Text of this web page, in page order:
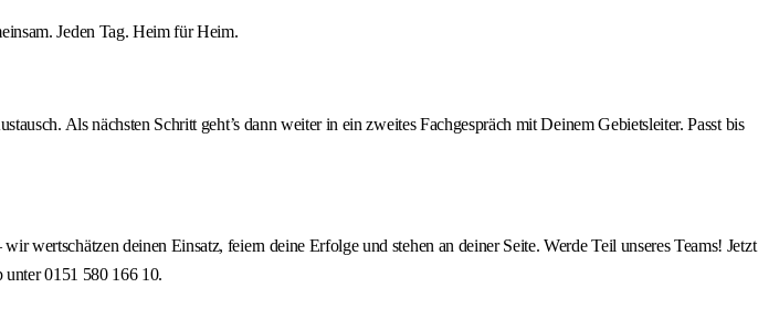
Jeden Tag. Heim für Heim.
Als nächsten Schritt geht’s dann weiter in ein zweites Fachgespräch mit Deinem Gebietsleiter. Passt bis
wertschätzen deinen Einsatz, feiern deine Erfolge und stehen an deiner Seite. Werde Teil unseres Teams! Jetzt
0151 580 166 10.